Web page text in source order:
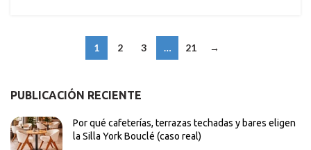
1 2 3 … 21 →
PUBLICACIÓN RECIENTE
Por qué cafeterías, terrazas techadas y bares eligen
la Silla York Bouclé (caso real)